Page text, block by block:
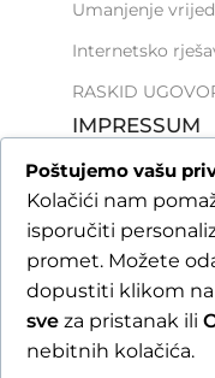
Umanjenje
Internetsko
RASKID
IMPRESSUM
Kontakt
Opći uvjeti
Pravila zaštite
Izjava o
Poštujemo vašu
Kolačići nam
isporučiti
promet. Možete
dopustiti klikom na
sve za pristanak ili
nebitnih kolačića.